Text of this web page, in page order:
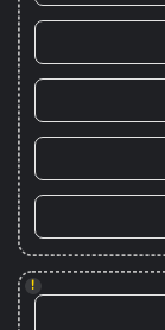
!